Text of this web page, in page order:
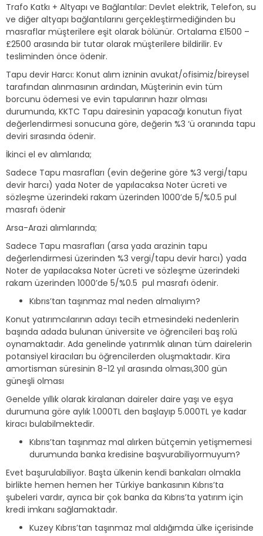
Trafo Katkı + Altyapı ve Bağlantılar: Devlet elektrik, Telefon, su
ve diğer altyapı bağlantılarını gerçekleştirmediğinden bu
masraflar müşterilere eşit olarak bölünür. Ortalama £1500 –
£2500 arasında bir tutar olarak müşterilere bildirilir. Ev
tesliminden önce ödenir.
Tapu devir Harcı: Konut alım izninin avukat/ofisimiz/bireysel
tarafından alınmasının ardından, Müşterinin evin tüm
borcunu ödemesi ve evin tapularının hazır olması
durumunda, KKTC Tapu dairesinin yapacağı konutun fiyat
değerlendirmesi sonucuna göre, değerin %3 ‘ü oranında tapu
deviri sırasında ödenir.
İkinci el ev alımlarıda;
Sadece Tapu masrafları (evin değerine göre %3 vergi/tapu
devir harcı) yada Noter de yapılacaksa Noter ücreti ve
sözleşme üzerindeki rakam üzerinden 1000’de 5/%0.5 pul
masrafı ödenir
Arsa-Arazi alımlarında;
Sadece Tapu masrafları (arsa yada arazinin tapu
değerlendirmesi üzerinden %3 vergi/tapu devir harcı) yada
Noter de yapılacaksa Noter ücreti ve sözleşme üzerindeki
rakam üzerinden 1000’de 5/%0.5 pul masrafı ödenir.
Kıbrıs’tan taşınmaz mal neden almalıyım?
Konut yatırımcılarının adayı tecih etmesindeki nedenlerin
başında adada bulunan üniversite ve öğrencileri baş rolü
oynamaktadır. Ada genelinde yatırımlık alınan tüm dairelerin
potansiyel kiracıları bu öğrencilerden oluşmaktadır. Kira
amortisman süresinin 8-12 yıl arasında olması,300 gün
güneşli olması
Genelde yıllık olarak kiralanan daireler daire yaşı ve eşya
durumuna göre aylık 1.000TL den başlayıp 5.000TL ye kadar
kiracı bulabilmektedir.
Kıbrıs’tan taşınmaz mal alırken bütçemin yetişmemesi
durumunda banka kredisine başvurabiliyormuyum?
Evet başurulabiliyor. Başta ülkenin kendi bankaları olmakla
birlikte hemen hemen her Türkiye bankasının Kıbrıs’ta
şubeleri vardır, ayrıca bir çok banka da Kıbrıs’ta yatırım için
kredi imkanı sağlamaktadır.
Kuzey Kıbrıs’tan taşınmaz mal aldığımda ülke içerisinde